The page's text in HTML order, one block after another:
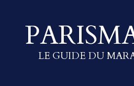
LE GUIDE DU